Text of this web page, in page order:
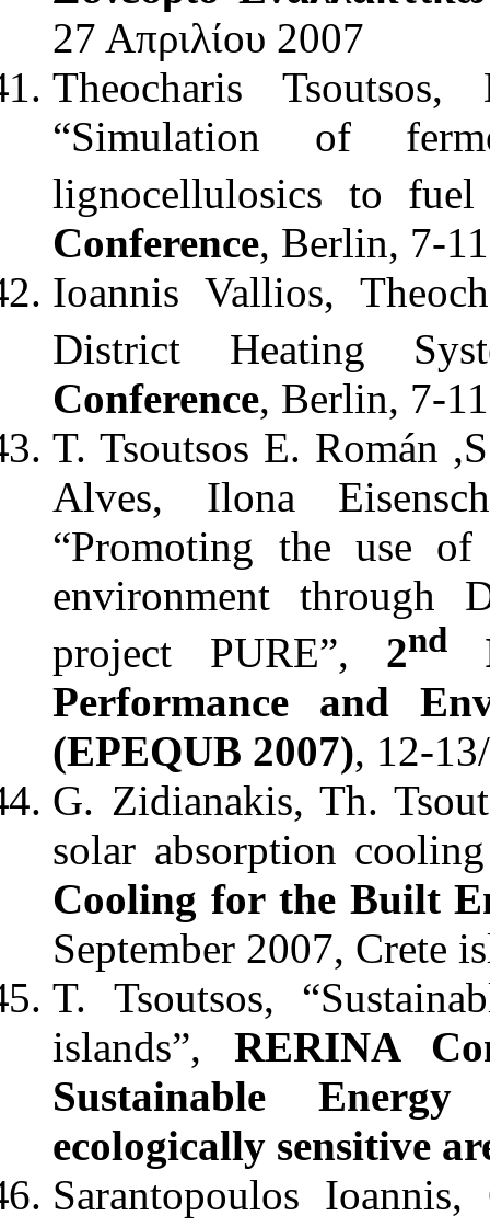
27 Απριλίου 2007
Theocharis
“Simulation of
lignocellulosics to
Conference, Berlin, 7-
Ioannis Vallios,
District Heating
Conference, Berlin, 7-
T. Tsoutsos E. Román
Alves, Ilona
“Promoting the use
environment through
project PURE”, 2nd
Performance and
(EPEQUB 2007), 12-
G. Zidianakis, Th.
solar absorption
Cooling for the Built
September 2007, Crete
T. Tsoutsos,
islands”, RERINA
Sustainable
ecologically sensitive
Sarantopoulos